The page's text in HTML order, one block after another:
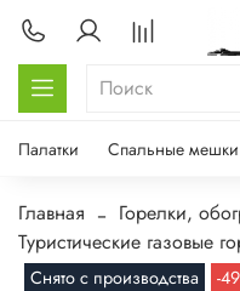
Палатки Спальные мешки
Главная
Горелки,
Туристические газовые
Снято с производства -